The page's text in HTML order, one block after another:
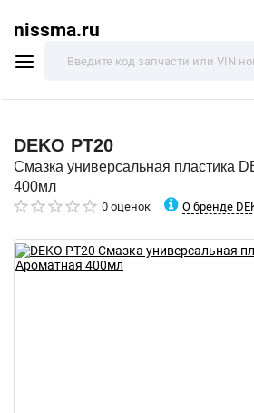
nissma.ru
DEKO PT20
Смазка универсальная пластика
400мл
0 оценок О бренде